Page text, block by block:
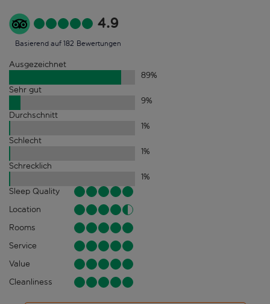
4.9
Basierend auf 182 Bewertungen
Ausgezeichnet
89%
Sehr gut
9%
Durchschnitt
1%
Schlecht
1%
Schrecklich
1%
Sleep Quality
Location
Rooms
Service
Value
Cleanliness